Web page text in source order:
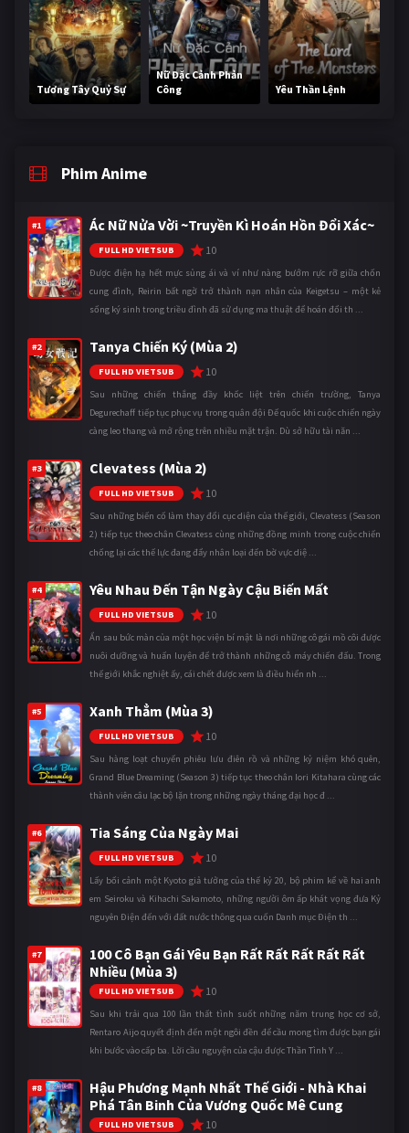
Tương Tây Quỷ Sự
Nữ Đặc Cảnh Phản
Công
Yêu Thần Lệnh
Phim Anime
#1 Ác Nữ Nửa Vời ~Truyền Kì Hoán Hồn Đổi Xác~
FULL HD VIETSUB 10
Được điện hạ hết mực sủng ái và ví như nàng bướm rực rỡ giữa chốn
cung đình, Reirin bất ngờ trở thành nạn nhân của Keigetsu – một kẻ
sống ký sinh trong triều đình đã sử dụng ma thuật để hoán đổi th ...
#2 Tanya Chiến Ký (Mùa 2)
FULL HD VIETSUB 10
Sau những chiến thắng đầy khốc liệt trên chiến trường, Tanya
Degurechaff tiếp tục phục vụ trong quân đội Đế quốc khi cuộc chiến ngày
càng leo thang và mở rộng trên nhiều mặt trận. Dù sở hữu tài năn ...
#3 Clevatess (Mùa 2)
FULL HD VIETSUB 10
Sau những biến cố làm thay đổi cục diện của thế giới, Clevatess (Season
2) tiếp tục theo chân Clevatess cùng những đồng minh trong cuộc chiến
chống lại các thế lực đang đẩy nhân loại đến bờ vực diệ ...
#4 Yêu Nhau Đến Tận Ngày Cậu Biến Mất
FULL HD VIETSUB 10
Ẩn sau bức màn của một học viện bí mật là nơi những cô gái mồ côi được
nuôi dưỡng và huấn luyện để trở thành những cỗ máy chiến đấu. Trong
thế giới khắc nghiệt ấy, cái chết được xem là điều hiển nh ...
#5 Xanh Thẳm (Mùa 3)
FULL HD VIETSUB 10
Sau hàng loạt chuyến phiêu lưu điên rồ và những kỷ niệm khó quên,
Grand Blue Dreaming (Season 3) tiếp tục theo chân Iori Kitahara cùng các
thành viên câu lạc bộ lặn trong những ngày tháng đại học đ ...
#6 Tia Sáng Của Ngày Mai
FULL HD VIETSUB 10
Lấy bối cảnh một Kyoto giả tưởng của thế kỷ 20, bộ phim kể về hai anh
em Seiroku và Kihachi Sakamoto, những người ôm ấp khát vọng đưa Kỷ
nguyên Điện đến với đất nước thông qua cuốn Danh mục Điện th ...
#7
100 Cô Bạn Gái Yêu Bạn Rất Rất Rất Rất Rất
Nhiều (Mùa 3)
FULL HD VIETSUB 10
Sau khi trải qua 100 lần thất tình suốt những năm trung học cơ sở,
Rentaro Aijo quyết định đến một ngôi đền để cầu mong tìm được bạn gái
khi bước vào cấp ba. Lời cầu nguyện của cậu được Thần Tình Y ...
#8
Hậu Phương Mạnh Nhất Thế Giới - Nhà Khai
Phá Tân Binh Của Vương Quốc Mê Cung
FULL HD VIETSUB 10